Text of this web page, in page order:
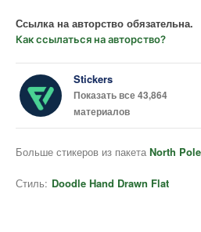
Ссылка на авторство обязательна.
Как ссылаться на авторство?
Stickers
Показать все 43,864
материалов
Больше стикеров из пакета North Pole
Стиль: Doodle Hand Drawn Flat